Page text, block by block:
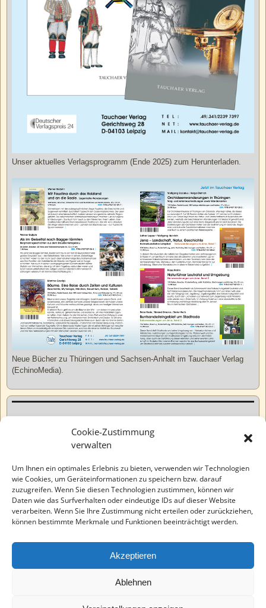
Cookie-Zustimmung
verwalten
Um Ihnen ein optimales Erlebnis zu bieten, verwenden wir Technologien
wie Cookies, um Geräteinformationen zu speichern bzw. darauf
zuzugreifen. Wenn Sie diesen Technologien zustimmen, können wir
Daten wie das Surfverhalten oder eindeutige IDs auf dieser Website
verarbeiten. Wenn Sie Ihre Zustimmung nicht erteilen oder zurückziehen,
können bestimmte Merkmale und Funktionen beeinträchtigt werden.
Akzeptieren
Ablehnen
Unser aktuelles Verlagsprogramm (Ende 2025) zum Herunterladen.
Neue Bücher zu Thüringen und Sachsen-Anhalt im Tauchaer Verlag
(EchinoMedia).
Varia